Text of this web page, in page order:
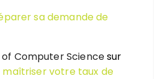
sa demande de
Computer Sciencesur
votre taux de